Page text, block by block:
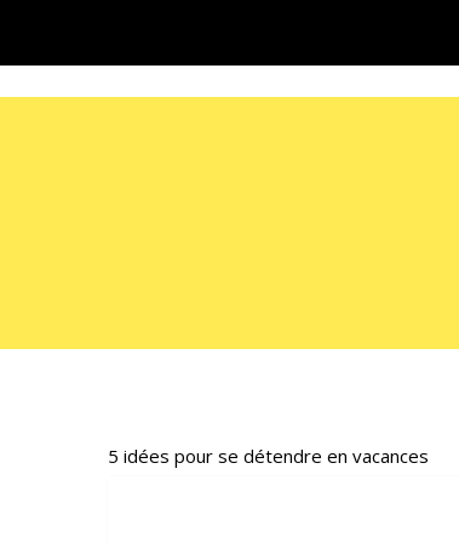
5 idées pour se détendre en vacances